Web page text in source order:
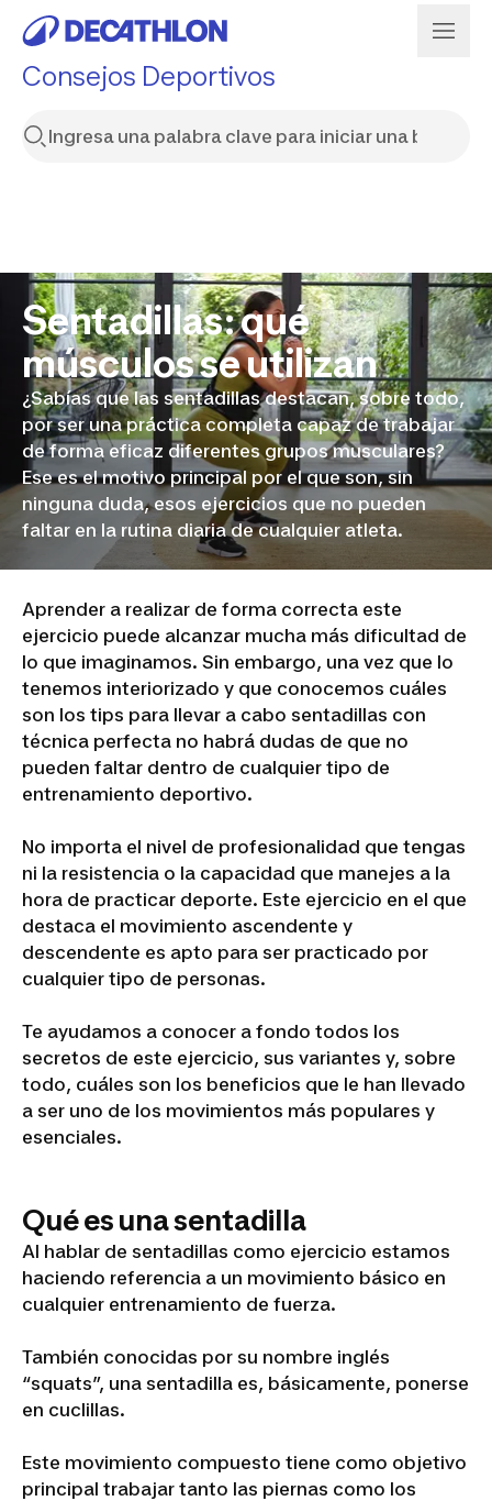
Consejos Deportivos
Sentadillas: qué
músculos se utilizan
¿Sabías que las sentadillas destacan, sobre todo,
por ser una práctica completa capaz de trabajar
de forma eficaz diferentes grupos musculares?
Ese es el motivo principal por el que son, sin
ninguna duda, esos ejercicios que no pueden
faltar en la rutina diaria de cualquier atleta.
Aprender a realizar de forma correcta este
ejercicio puede alcanzar mucha más dificultad de
lo que imaginamos. Sin embargo, una vez que lo
tenemos interiorizado y que conocemos cuáles
son los tips para llevar a cabo sentadillas con
técnica perfecta no habrá dudas de que no
pueden faltar dentro de cualquier tipo de
entrenamiento deportivo.
No importa el nivel de profesionalidad que tengas
ni la resistencia o la capacidad que manejes a la
hora de practicar deporte. Este ejercicio en el que
destaca el movimiento ascendente y
descendente es apto para ser practicado por
cualquier tipo de personas.
Te ayudamos a conocer a fondo todos los
secretos de este ejercicio, sus variantes y, sobre
todo, cuáles son los beneficios que le han llevado
a ser uno de los movimientos más populares y
esenciales.
Qué es una sentadilla
Al hablar de sentadillas como ejercicio estamos
haciendo referencia a un movimiento básico en
cualquier entrenamiento de fuerza.
También conocidas por su nombre inglés
“squats”, una sentadilla es, básicamente, ponerse
en cuclillas.
Este movimiento compuesto tiene como objetivo
principal trabajar tanto las piernas como los